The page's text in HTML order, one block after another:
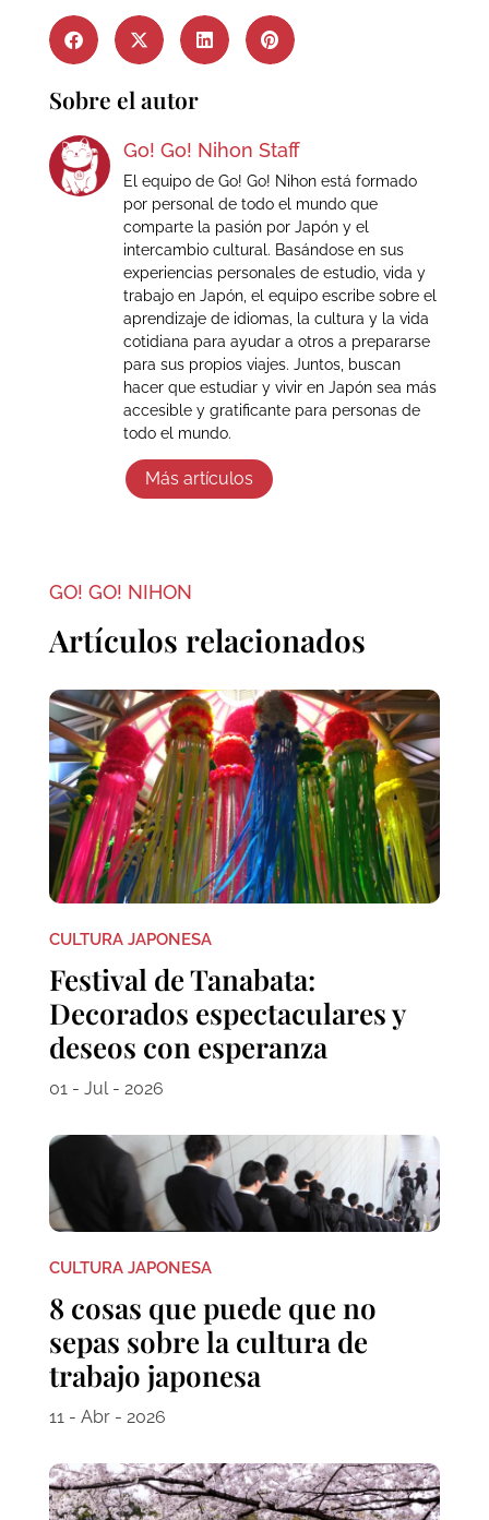
Sobre el autor
Go! Go! Nihon Staff
El equipo de Go! Go! Nihon está formado
por personal de todo el mundo que
comparte la pasión por Japón y el
intercambio cultural. Basándose en sus
experiencias personales de estudio, vida y
trabajo en Japón, el equipo escribe sobre el
aprendizaje de idiomas, la cultura y la vida
cotidiana para ayudar a otros a prepararse
para sus propios viajes. Juntos, buscan
hacer que estudiar y vivir en Japón sea más
accesible y gratificante para personas de
todo el mundo.
Más artículos
GO! GO! NIHON
Artículos relacionados
CULTURA JAPONESA
Festival de Tanabata:
Decorados espectaculares y
deseos con esperanza
01 - Jul - 2026
CULTURA JAPONESA
8 cosas que puede que no
sepas sobre la cultura de
trabajo japonesa
11 - Abr - 2026